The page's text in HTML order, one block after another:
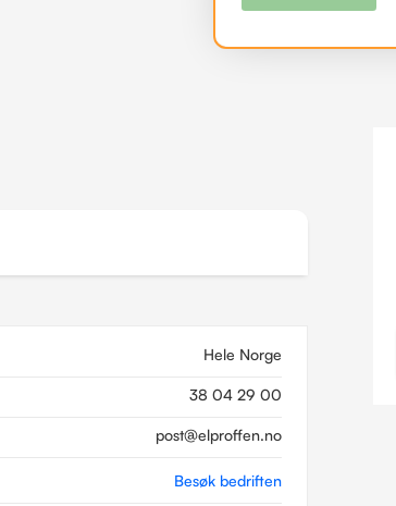
Hele Norge
38 04 29 00
post@elproffen.no
Besøk bedriften